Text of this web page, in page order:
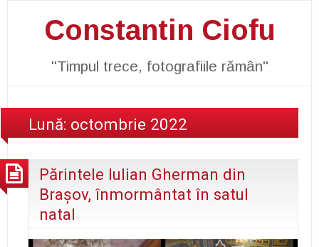
Constantin Ciofu
"Timpul trece, fotografiile rămân"
Lună: octombrie 2022
Părintele Iulian Gherman din
Braşov, înmormântat în satul
natal